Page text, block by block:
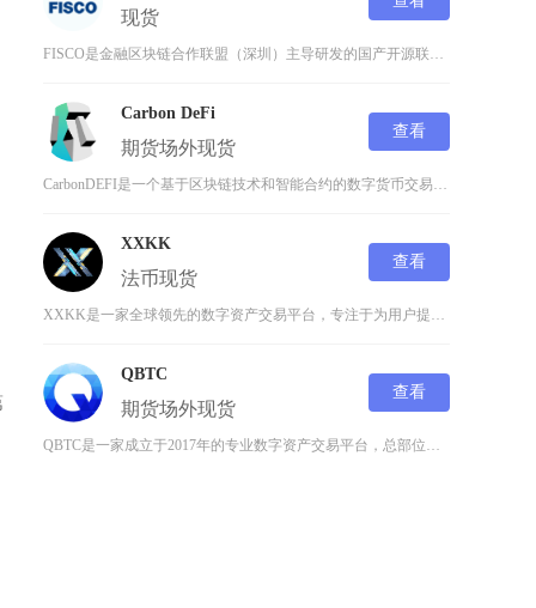
现货
FISCO是金融区块链合作联盟（深圳）主导研发的国产开源联盟链底层平台，自2017年推出以
Carbon DeFi
期货场外现货
查看
CarbonDEFI是一个基于区块链技术和智能合约的数字货币交易平台，专注于为用户提供去中
XXKK
法币现货
查看
XXKK是一家全球领先的数字资产交易平台，专注于为用户提供安全、高效、多元化的加密货币交易
QBTC
期货场外现货
查看
QBTC是一家成立于2017年的专业数字资产交易平台，总部位于新加坡，由CupidNetw